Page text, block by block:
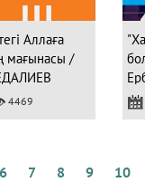
Аллаға
мағынасы /
4469
6 7 8 9 10